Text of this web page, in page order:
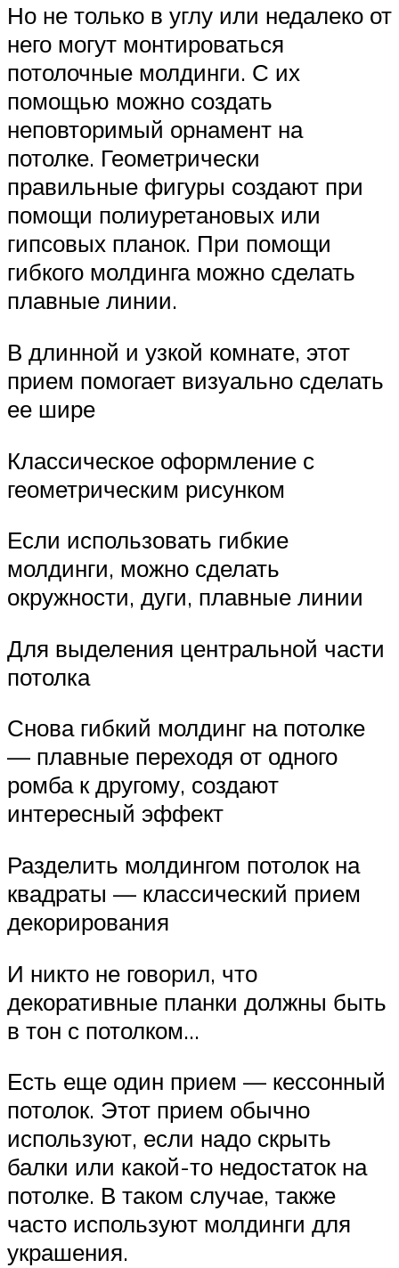
Но не только в углу или недалеко от
него могут монтироваться
потолочные молдинги. С их
помощью можно создать
неповторимый орнамент на
потолке. Геометрически
правильные фигуры создают при
помощи полиуретановых или
гипсовых планок. При помощи
гибкого молдинга можно сделать
плавные линии.
В длинной и узкой комнате, этот
прием помогает визуально сделать
ее шире
Классическое оформление с
геометрическим рисунком
Если использовать гибкие
молдинги, можно сделать
окружности, дуги, плавные линии
Для выделения центральной части
потолка
Снова гибкий молдинг на потолке
— плавные переходя от одного
ромба к другому, создают
интересный эффект
Разделить молдингом потолок на
квадраты — классический прием
декорирования
И никто не говорил, что
декоративные планки должны быть
в тон с потолком…
Есть еще один прием — кессонный
потолок. Этот прием обычно
используют, если надо скрыть
балки или какой-то недостаток на
потолке. В таком случае, также
часто используют молдинги для
украшения.